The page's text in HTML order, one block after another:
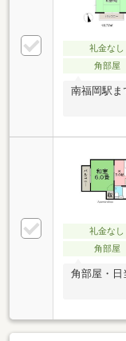
礼金なし
角部屋
南福岡駅ま
礼金なし
角部屋
角部屋・日